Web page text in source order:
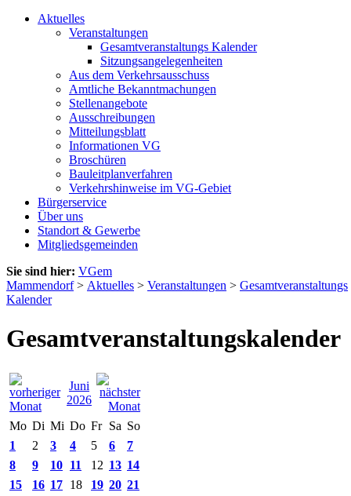
Aktuelles
Veranstaltungen
Gesamtveranstaltungs Kalender
Sitzungsangelegenheiten
Aus dem Verkehrsausschuss
Amtliche Bekanntmachungen
Stellenangebote
Ausschreibungen
Mitteilungsblatt
Informationen VG
Broschüren
Bauleitplanverfahren
Verkehrshinweise im VG-Gebiet
Bürgerservice
Über uns
Standort & Gewerbe
Mitgliedsgemeinden
Sie sind hier: VGem
Mammendorf> Aktuelles > Veranstaltungen > Gesamtveranstaltungs
Kalender
Gesamtveranstaltungskalender
Juni
2026
Mo Di Mi Do Fr Sa So
1
2 3 4 5 6
7
8
9 10 11 12 13 14
15
16 17 18 19 20 21